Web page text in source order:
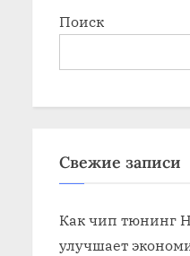
Поиск
Свежие записи
Как чип тюнинг
улучшает